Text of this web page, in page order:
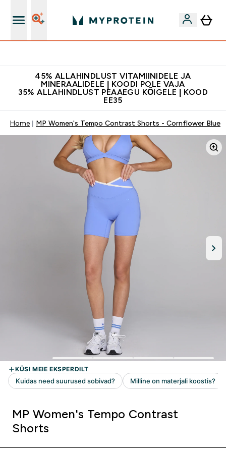
45% ALLAHINDLUST VITAMIINIDELE JA
MINERAALIDELE | KOODI POLE VAJA
35% ALLAHINDLUST PEAAEGU KÕIGELE | KOOD
EE35
Home MP Women's Tempo Contrast Shorts - Cornflower Blue
MP Women's Tempo Contrast
Shorts